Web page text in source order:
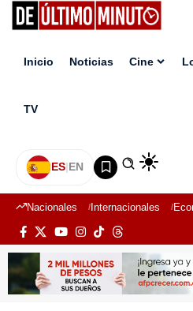
Inicio Noticias Cine
TV
ES|EN
Nacionales Internacionales